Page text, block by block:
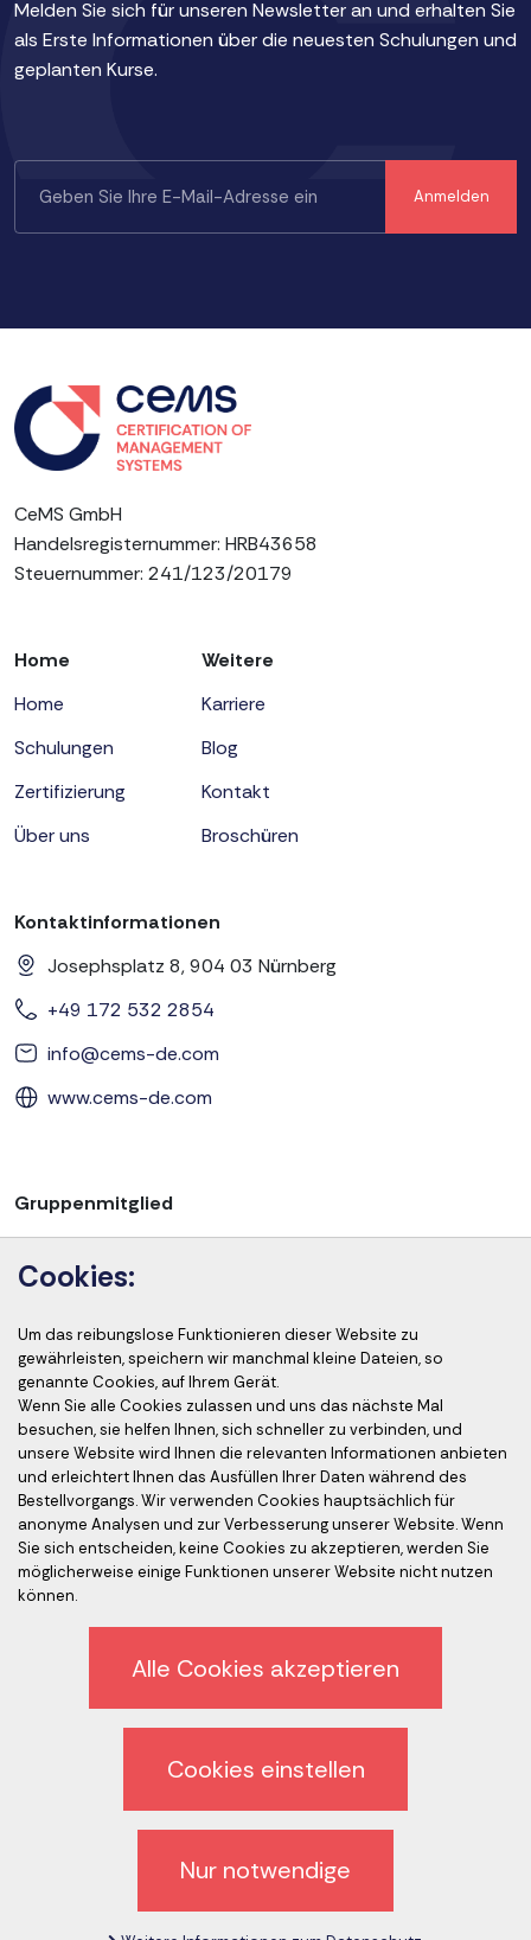
Melden Sie sich für unseren Newsletter an und erhalten Sie
als Erste Informationen über die neuesten Schulungen und
geplanten Kurse.
CeMS GmbH
Handelsregisternummer: HRB43658
Steuernummer: 241/123/20179
Home
Home
Schulungen
Zertifizierung
Über uns
Weitere
Karriere
Blog
Kontakt
Broschüren
Kontaktinformationen
Josephsplatz 8, 904 03 Nürnberg
+49 172 532 2854
info@cems-de.com
www.cems-de.com
Gruppenmitglied
Akkreditierung der Kurse
Akkreditierte Prüfer
Datenschutz
Abmeldung vom Newsletter
Cookies Einstellung zurücksetzen
Cookies:
Um das reibungslose Funktionieren dieser Website zu
gewährleisten, speichern wir manchmal kleine Dateien, so
genannte Cookies, auf Ihrem Gerät.
Wenn Sie alle Cookies zulassen und uns das nächste Mal
besuchen, sie helfen Ihnen, sich schneller zu verbinden, und
unsere Website wird Ihnen die relevanten Informationen anbieten
und erleichtert Ihnen das Ausfüllen Ihrer Daten während des
Bestellvorgangs. Wir verwenden Cookies hauptsächlich für
anonyme Analysen und zur Verbesserung unserer Website. Wenn
Sie sich entscheiden, keine Cookies zu akzeptieren, werden Sie
möglicherweise einige Funktionen unserer Website nicht nutzen
können.
Alle Cookies akzeptieren
Cookies einstellen
Nur notwendige